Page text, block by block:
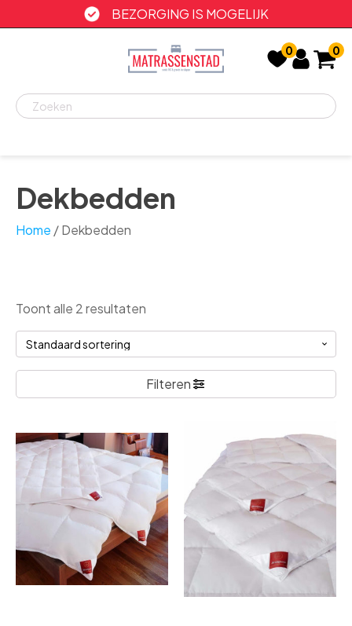
BEZORGING IS MOGELIJK
0 0
Dekbedden
Home / Dekbedden
Toont alle 2 resultaten
Filteren